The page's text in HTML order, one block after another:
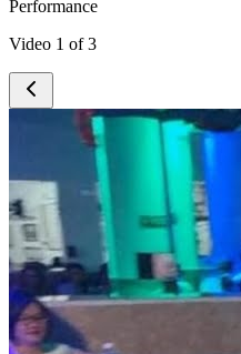
Performance
Video 1 of 3